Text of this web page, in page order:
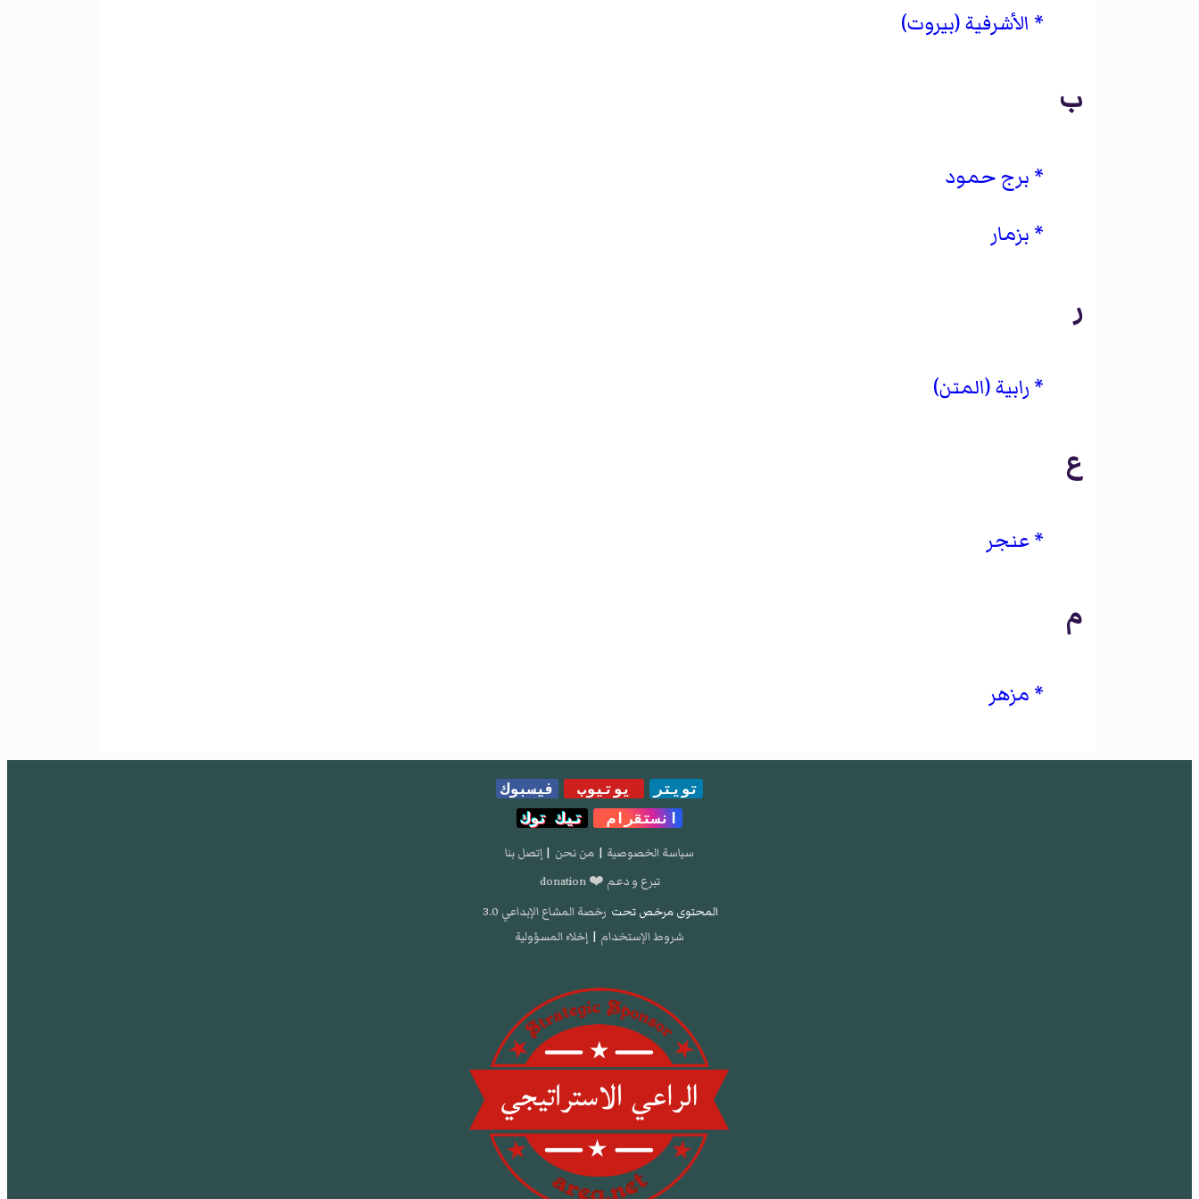
الأشرفية (بيروت)
ب
برج حمود
بزمار
ر
رابية (المتن)
ع
عنجر
م
مزهر
تويتر يوتيوب
فيسبوك
انستقرام
تيك توك
سياسة الخصوصية | من نحن | إتصل بنا
تبرع و دعم ❤️ donation
المحتوى مرخص تحت رخصة المشاع الإبداعي 3.0
شروط الإستخدام | إخلاء المسؤولية